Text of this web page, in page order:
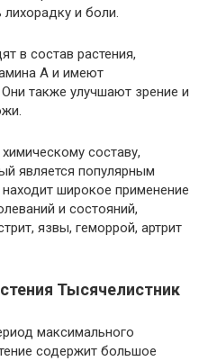
и боли.
в состав растения,
А и имеют
также улучшают зрение и
составу,
является популярным
широкое применение
и состояний,
язвы, геморрой, артрит
Тысячелистник
максимального
содержит большое